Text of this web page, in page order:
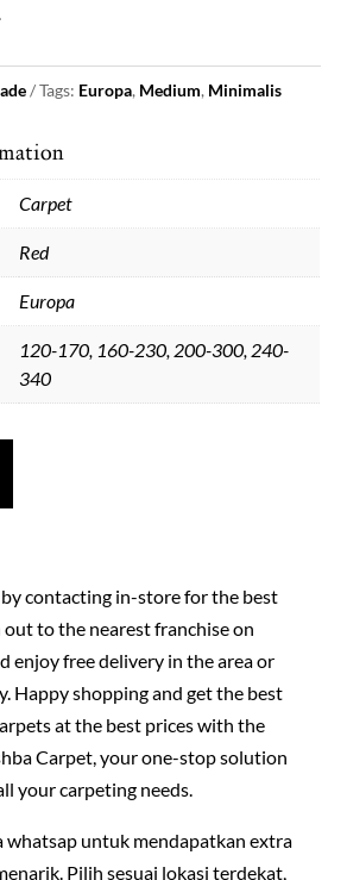
Tags: Europa, Medium, Minimalis
Carpet
Red
Europa
120-170, 160-230, 200-300, 240-
340
contacting in-store for the best
out to the nearest franchise on
enjoy free delivery in the area or
Happy shopping and get the best
at the best prices with the
Carpet, your one-stop solution
your carpeting needs.
whatsap untuk mendapatkan extra
Pilih sesuai lokasi terdekat,